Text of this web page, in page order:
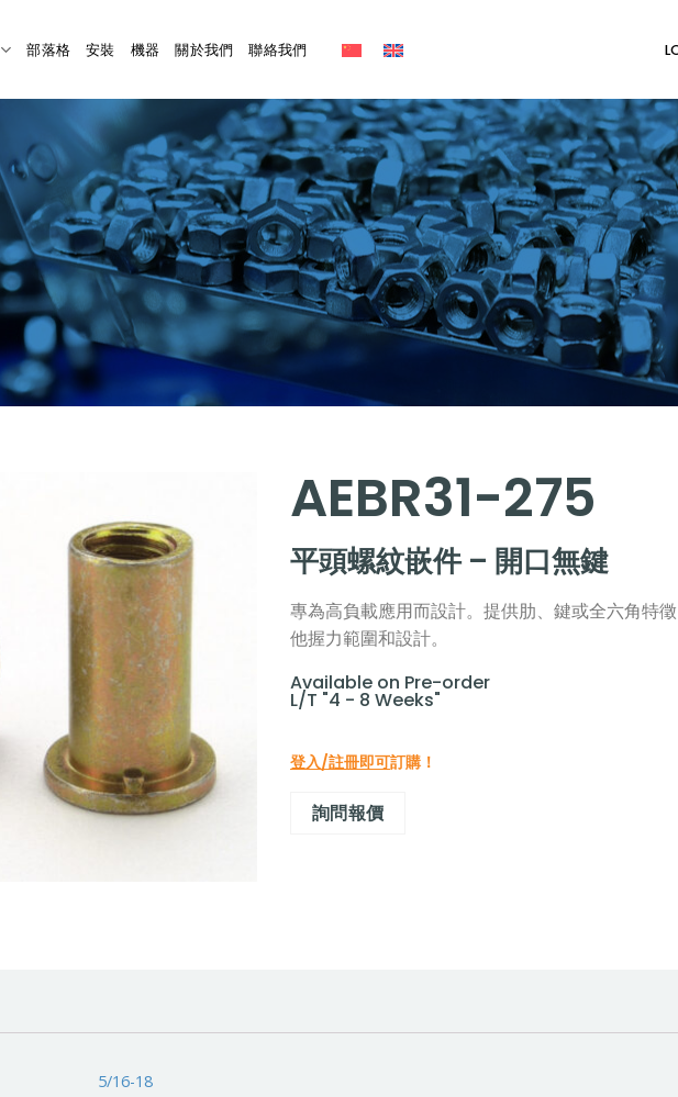
部落格 安裝 機器 關於我們 聯絡我們
AEBR31-275
平頭螺紋嵌件 – 開口無鍵
專為高負載應用而設計。提供肋、鍵或全六角特
他握力範圍和設計。
Available on Pre-order
L/T "4 - 8 Weeks"
登入/註冊即可訂購！
詢問報價
5/16-18